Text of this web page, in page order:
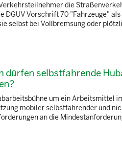
die
Vorschrift 70 "Fahrzeuge"
selbst bei Vollbremsung oder
dürfen selbstfahrende
um ein Arbeitsmittel
mobiler selbstfahrender und
an die